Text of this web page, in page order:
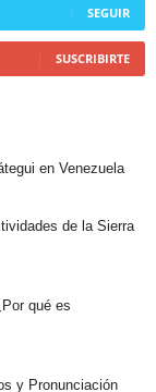
SEGUIR
SUSCRIBIRTE
en Venezuela
de la Sierra
qué es
y Pronunciación